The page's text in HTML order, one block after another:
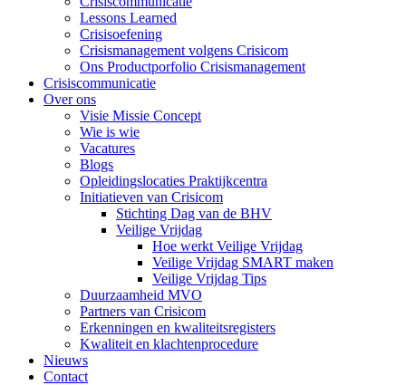
Lessons Learned
Crisisoefening
Crisismanagement volgens Crisicom
Ons Productporfolio Crisismanagement
Crisiscommunicatie
Over ons
Visie Missie Concept
Wie is wie
Vacatures
Blogs
Opleidingslocaties Praktijkcentra
Initiatieven van Crisicom
Stichting Dag van de BHV
Veilige Vrijdag
Hoe werkt Veilige Vrijdag
Veilige Vrijdag SMART maken
Veilige Vrijdag Tips
Duurzaamheid MVO
Partners van Crisicom
Erkenningen en kwaliteitsregisters
Kwaliteit en klachtenprocedure
Nieuws
Contact